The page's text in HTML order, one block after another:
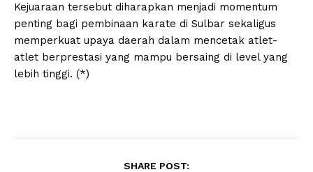
Kejuaraan tersebut diharapkan menjadi momentum
penting bagi pembinaan karate di Sulbar sekaligus
memperkuat upaya daerah dalam mencetak atlet-
atlet berprestasi yang mampu bersaing di level yang
lebih tinggi. (*)
SHARE POST: